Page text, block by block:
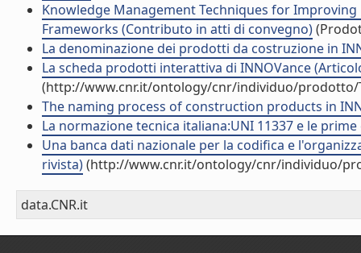
Knowledge Management Techniques for
Frameworks (Contributo in atti di convegno)
La denominazione dei prodotti da costruzione in
La scheda prodotti interattiva di INNOVance
(http://www.cnr.it/ontology/cnr/individuo/prodotto/
The naming process of construction products in
La normazione tecnica italiana:UNI 11337 e le
Una banca dati nazionale per la codifica e
rivista)(http://www.cnr.it/ontology/cnr/individuo/
data.CNR.it